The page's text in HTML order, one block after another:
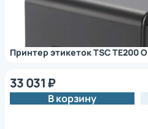
Принтер этикеток TSC TE200
33 031 ₽
В корзину